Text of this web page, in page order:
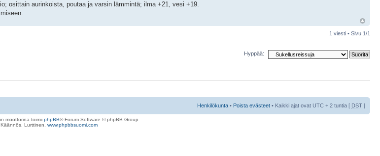
osittain aurinkoista, poutaa ja varsin lämmintä; ilma +21, vesi +19.
1 viesti • Sivu 1/1
Hyppää:
Henkilökunta • Poista evästeet • Kaikki ajat ovat UTC + 2 tuntia [ DST ]
moottorina toimii phpBB® Forum Software © phpBB Group
Käännös, Lurttinen, www.phpbbsuomi.com